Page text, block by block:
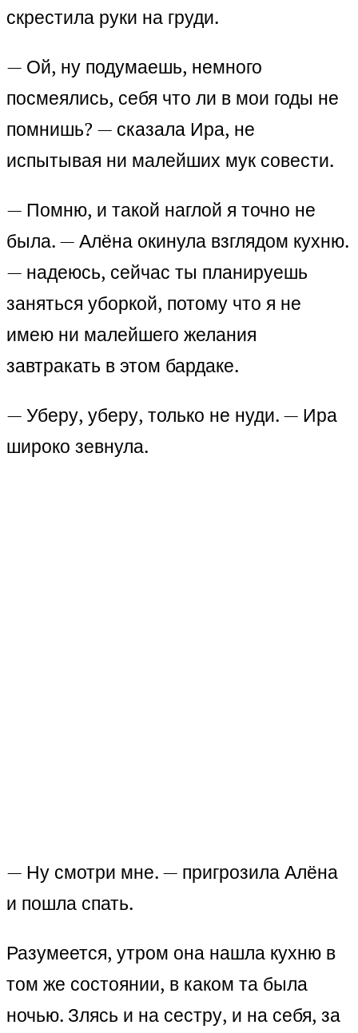
скрестила руки на груди.
— Ой, ну подумаешь, немного
посмеялись, себя что ли в мои годы не
помнишь? — сказала Ира, не
испытывая ни малейших мук совести.
— Помню, и такой наглой я точно не
была. — Алёна окинула взглядом кухню.
— надеюсь, сейчас ты планируешь
заняться уборкой, потому что я не
имею ни малейшего желания
завтракать в этом бардаке.
— Уберу, уберу, только не нуди. — Ира
широко зевнула.
— Ну смотри мне. — пригрозила Алёна
и пошла спать.
Разумеется, утром она нашла кухню в
том же состоянии, в каком та была
ночью. Злясь и на сестру, и на себя, за